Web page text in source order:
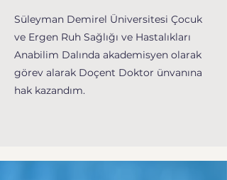
Süleyman Demirel Üniversitesi Çocuk
ve Ergen Ruh Sağlığı ve Hastalıkları
Anabilim Dalında akademisyen olarak
görev alarak Doçent Doktor ünvanına
hak kazandım.